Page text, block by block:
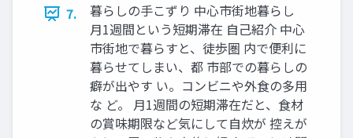
7.
暮らしの手こずり 中心市街地暮らし
月1週間という短期滞在 自己紹介 中心
市街地で暮らすと、徒歩圏 内で便利に
暮らせてしまい、都 市部での暮らしの
癖が出やす い。コンビニや外食の多用
な ど。 月1週間の短期滞在だと、食材
の賞味期限など気にして自炊が 控えが